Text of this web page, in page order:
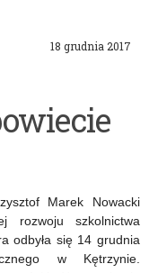
18 grudnia 2017
Marek Nowacki
rozwoju szkolnictwa
odbyła się 14 grudnia
w Kętrzynie.